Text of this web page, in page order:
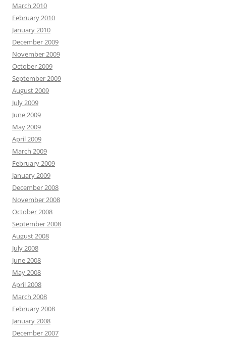
March 2010
February 2010
January 2010
December 2009
November 2009
October 2009
September 2009
August 2009
July 2009
June 2009
May 2009
April 2009
March 2009
February 2009
January 2009
December 2008
November 2008
October 2008
September 2008
August 2008
July 2008
June 2008
May 2008
April 2008
March 2008
February 2008
January 2008
December 2007